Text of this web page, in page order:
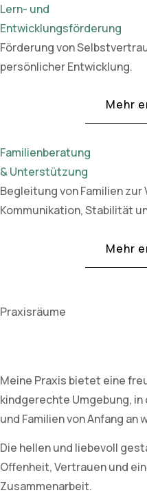
Lern- und
Entwicklungsförderung
Förderung von
persönlicher Entwicklung.
Mehr
Familienberatung
& Unterstützung
Begleitung von Familien zur
Kommunikation, Stabilität
Mehr
Praxisräume
Meine Praxis bietet eine
kindgerechte Umgebung,
und Familien von Anfang an
Die hellen und liebevoll
Offenheit, Vertrauen und
Zusammenarbeit.